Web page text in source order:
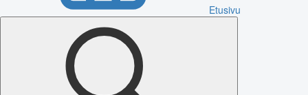
Etusivu